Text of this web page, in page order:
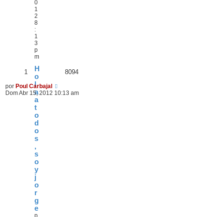
0
1
2
8
:
1
3
p
m
H
o
l
a
a
t
o
d
o
s
,
s
o
y
j
o
r
g
e
p
1 8094
por Poul Carbajal
Dom Abr 15, 2012 10:13 am